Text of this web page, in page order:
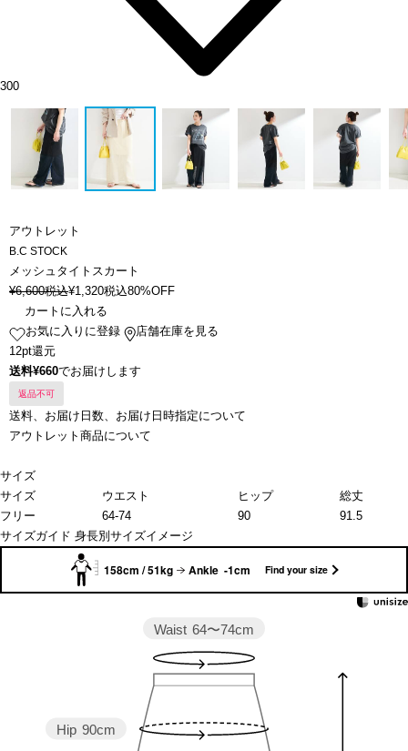
300
アウトレット
B.C STOCK
メッシュタイトスカート
¥6,600税込¥1,320税込80%OFF
カートに入れる
お気に入りに登録
店舗在庫を見る
12pt還元
送料¥660でお届けします
返品不可
送料、お届け日数、お届け日時指定について
アウトレット商品について
サイズ
サイズ
ウエスト ヒップ
総丈
フリー
64-74 90
91.5
サイズガイド 身長別サイズイメージ
158cm / 51kg Ankle -1cm Find your size
Hip 90cm
Waist 64〜74cm